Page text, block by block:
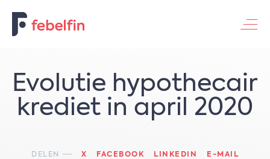
Evolutie hypothecair
krediet in april 2020
DELEN X FACEBOOK LINKEDIN E-MAIL